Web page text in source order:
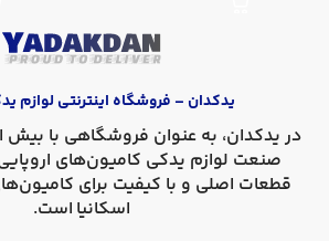
یدکدان – فروشگاه اینترنتی لوازم
در یدکدان
صنعت لوازم یدکی کامیون‌های
قطعات اصلی و با کیفیت برای
اسکانیا است.